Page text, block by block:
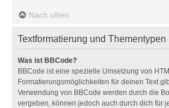
Nach oben
Textformatierung und Thementypen
Was ist BBCode?
BBCode ist eine spezielle Umsetzung von
Formatierungsmöglichkeiten für deinen Text
Verwendung von BBCode werden durch die
vergeben, können jedoch auch durch dich für